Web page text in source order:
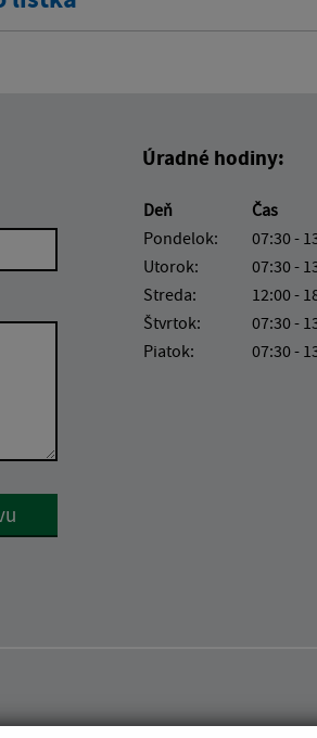
Úradné hodiny:
Deň
Čas
Pondelok:
07:30 -
Utorok:
07:30 -
Streda:
12:00 -
Štvrtok:
07:30 -
Piatok:
07:30 -